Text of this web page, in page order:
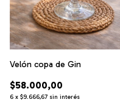
Velón copa de Gin
$58.000,00
6 x $9.666,67 sin interés